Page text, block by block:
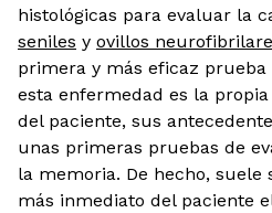
histológicas para evaluar la
seniles y ovillos
primera y más eficaz
esta enfermedad es la
del paciente, sus
unas primeras pruebas de
la memoria. De hecho, suele
más inmediato del paciente